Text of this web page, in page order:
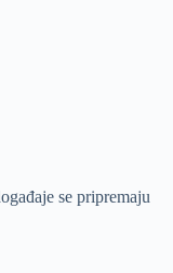
se pripremaju